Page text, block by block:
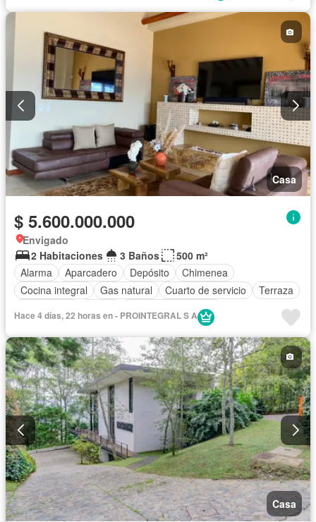
Casa
$ 5.600.000.000
Envigado
2 Habitaciones
3 Baños
500 m²
Alarma
Aparcadero Depósito
Chimenea
Cocina integral
Gas natural Cuarto de servicio
Terraza
Caseta de vigilancia
Hace 4 días, 22 horas en - PROINTEGRAL S A
Casa